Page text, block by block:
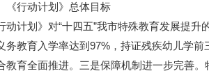
行动计划》总体目标
划》对“十四五”我市特殊教育发展提升
务教育入学率达到97%，持证残疾幼儿学
教育全面推进。三是保障机制进一步完善